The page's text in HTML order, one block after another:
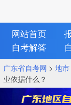
网站首页
自考解答
广东省自考网 > 地市
业依据什么？